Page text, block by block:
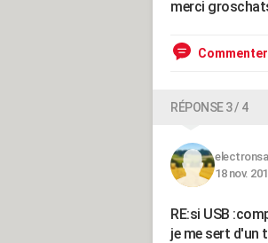
merci
Commenter
RÉPONSE 3 / 4
electronsa
18 nov.
RE:si USB
je me sert d'un